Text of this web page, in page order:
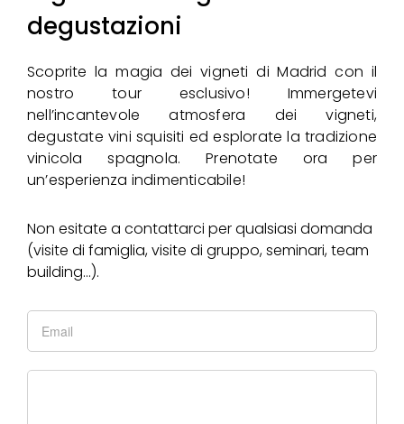
degustazioni
Scoprite la magia dei vigneti di Madrid con il
nostro tour esclusivo! Immergetevi
nell’incantevole atmosfera dei vigneti,
degustate vini squisiti ed esplorate la tradizione
vinicola spagnola. Prenotate ora per
un’esperienza indimenticabile!
Non esitate a contattarci per qualsiasi domanda
(visite di famiglia, visite di gruppo, seminari, team
building…).